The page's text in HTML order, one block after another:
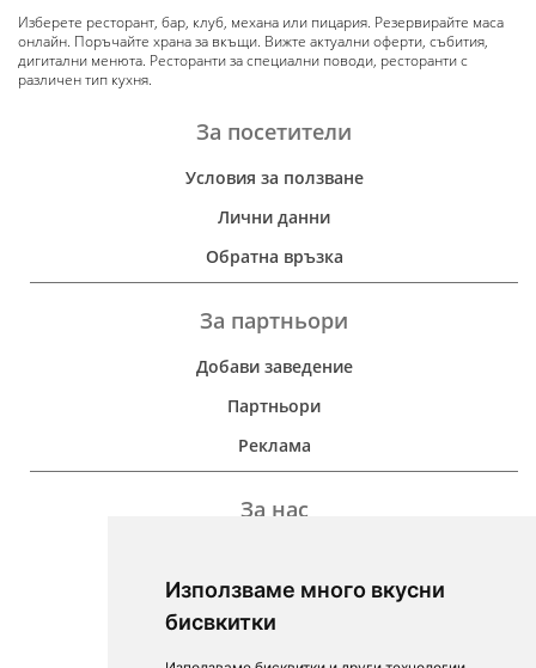
Използваме много вкусни
бисвкитки
Изберете ресторант, бар, клуб, механа или пицария. Резервирайте маса
онлайн. Поръчайте храна за вкъщи. Вижте актуални оферти, събития,
дигитални менюта. Ресторанти за специални поводи, ресторанти с
различен тип кухня.
За посетители
Условия за ползване
Лични данни
Обратна връзка
За партньори
Добави заведение
Партньори
Реклама
За нас
Контакти
For Investors